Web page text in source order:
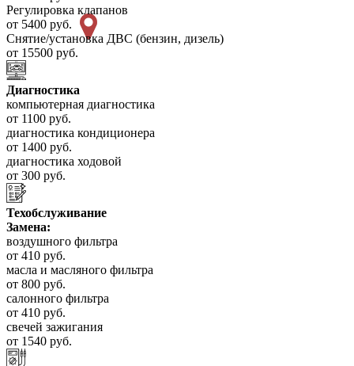
Регулировка клапанов
от 5400 руб.
Снятие/установка ДВС (бензин, дизель)
от 15500 руб.
Диагностика
компьютерная диагностика
от 1100 руб.
диагностика кондиционера
от 1400 руб.
диагностика ходовой
от 300 руб.
Техобслуживание
Замена:
воздушного фильтра
от 410 руб.
масла и масляного фильтра
от 800 руб.
салонного фильтра
от 410 руб.
свечей зажигания
от 1540 руб.